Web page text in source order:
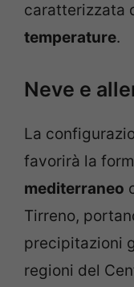
caratterizzata
temperature.
Neve e
La
favorirà la
mediterraneo
Tirreno,
precipitazioni
regioni del